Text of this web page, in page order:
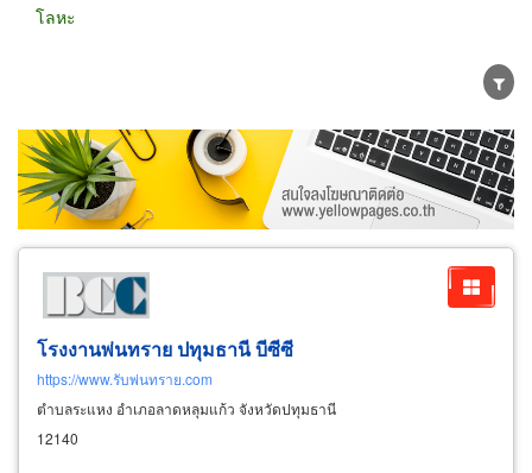
โลหะ
ขายส่ง ขายปลีก ผู้ผลิต
ตัวแทนจัดจำหน่าย
ผู้ส่งออก/นำเข้า
ธุรกิจบริการ
โรงงานพ่นทราย ปทุมธานี บีซีซี
https://www.รับพ่นทราย.com
ตำบลระแหง อำเภอลาดหลุมแก้ว จังหวัดปทุมธานี
12140